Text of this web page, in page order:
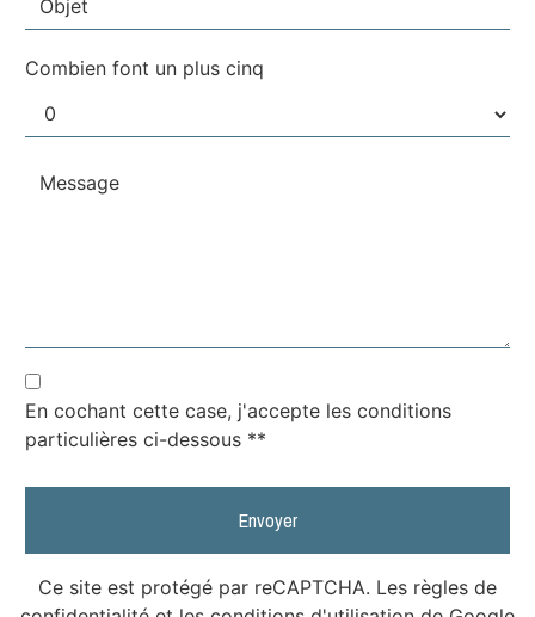
Combien font un plus cinq
En cochant cette case, j'accepte les conditions
particulières ci-dessous **
Envoyer
Ce site est protégé par reCAPTCHA. Les règles de